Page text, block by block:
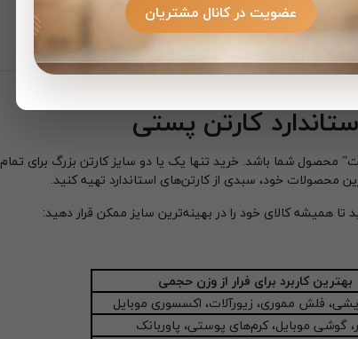
به‌روز را درسایت رسمی شرکت ملی پست ایران
مطالعه
کارتن پستی
شما باشد. خرید تنها یک یا دو سایز کارتن بزرگ برای تمام
خود، سبدی از کارتن‌های استاندارد تهیه کنید.
همیشه کالای خود را در بهینه‌ترین سایز ممکن قرار دهید:
بهترین کاربرد برای فرار از وزن حجمی
فلش مموری، زیورآلات، اکسسوری موبایل
گوشی موبایل، کرم‌های پوستی، پاوربانک
عضویت در کانال مشتریان